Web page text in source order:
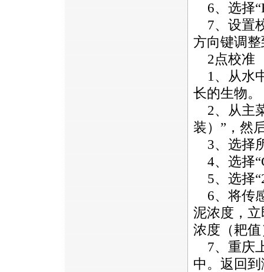
6、选择
7、设置
方向键调
2点校准
1、从水
长的生物。
2、从主
装）”，然
3、选择
4、选择
5、选择
6、将传
泥浓度，
浓度（耙
7、重庆
中。返回